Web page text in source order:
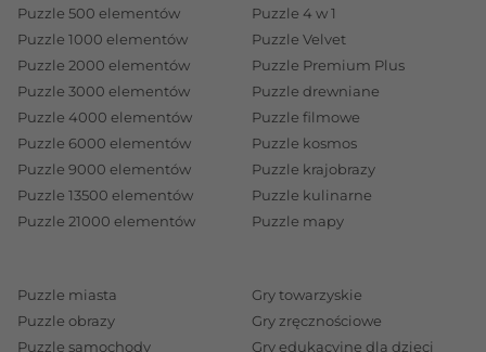
Puzzle 500 elementów
Puzzle 1000 elementów
Puzzle 2000 elementów
Puzzle 3000 elementów
Puzzle 4000 elementów
Puzzle 6000 elementów
Puzzle 9000 elementów
Puzzle 13500 elementów
Puzzle 21000 elementów
Puzzle 4 w 1
Puzzle Velvet
Puzzle Premium Plus
Puzzle drewniane
Puzzle filmowe
Puzzle kosmos
Puzzle krajobrazy
Puzzle kulinarne
Puzzle mapy
Puzzle miasta
Puzzle obrazy
Puzzle samochody
Gry towarzyskie
Gry zręcznościowe
Gry edukacyjne dla dzieci